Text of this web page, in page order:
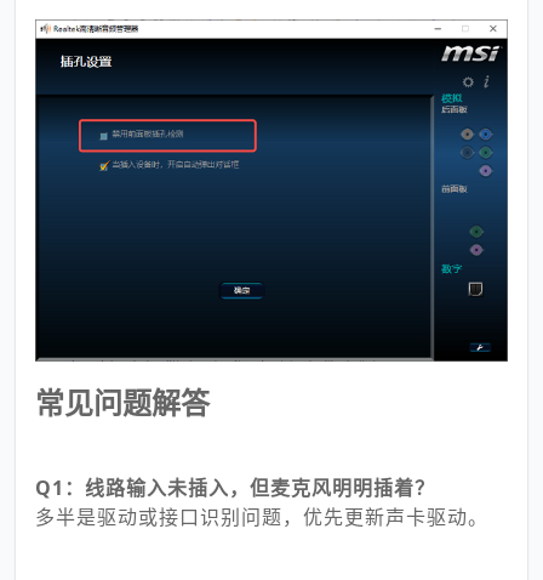
常见问题解答
Q1：线路输入未插入，但麦克风明明插着？
多半是驱动或接口识别问题，优先更新声卡驱动。